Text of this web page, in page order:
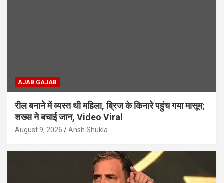
AJAB GAJAB
रील बनाने में व्यस्त थी महिला, ब्रिज के किनारे पहुंच गया मासूम;
शख्स ने बचाई जान, Video Viral
August 9, 2026 Ansh Shukla